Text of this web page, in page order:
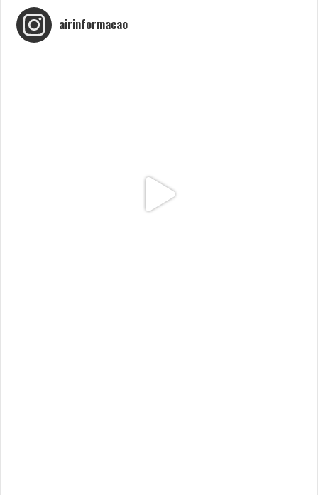
airinformacao